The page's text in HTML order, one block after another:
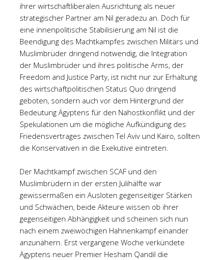
ihrer wirtschaftliberalen Ausrichtung als neuer
strategischer Partner am Nil geradezu an. Doch für
eine innenpolitische Stabilisierung am Nil ist die
Beendigung des Machtkampfes zwischen Militärs und
Muslimbrüder dringend notwendig, die Integration
der Muslimbrüder und ihres politische Arms, der
Freedom and Justice Party, ist nicht nur zur Erhaltung
des wirtschaftpolitischen Status Quo dringend
geboten, sondern auch vor dem Hintergrund der
Bedeutung Ägyptens für den Nahostkonflikt und der
Spekulationen um die mögliche Aufkündigung des
Friedensvertrages zwischen Tel Aviv und Kairo, sollten
die Konservativen in die Exekutive eintreten.
Der Machtkampf zwischen SCAF und den
Muslimbrüdern in der ersten Julihälfte war
gewissermaßen ein Ausloten gegenseitiger Stärken
und Schwächen, beide Akteure wissen ob ihrer
gegenseitigen Abhängigkeit und scheinen sich nun
nach einem zweiwöchigen Hahnenkampf einander
anzunähern. Erst vergangene Woche verkündete
Ägyptens neuer Premier Hesham Qandil die